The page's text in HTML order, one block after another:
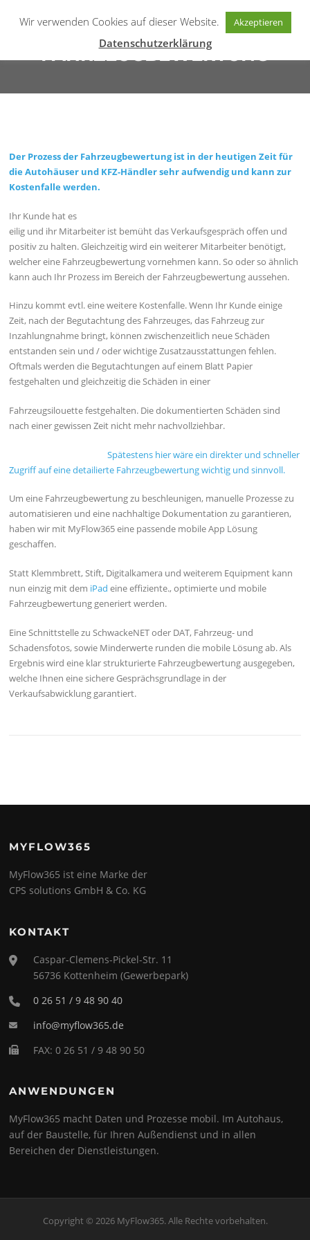
InhaltMYFLOW365 Menü
FAHRZEUGBEWERTUNG
Der Prozess der Fahrzeugbewertung ist in der heutigen Zeit für
die Autohäuser und KFZ-Händler sehr aufwendig und kann zur
Kostenfalle werden.
Ihr Kunde hat es
eilig und ihr Mitarbeiter ist bemüht das Verkaufsgespräch offen und
positiv zu halten. Gleichzeitig wird ein weiterer Mitarbeiter benötigt,
welcher eine Fahrzeugbewertung vornehmen kann. So oder so ähnlich
kann auch Ihr Prozess im Bereich der Fahrzeugbewertung aussehen.
Hinzu kommt evtl. eine weitere Kostenfalle. Wenn Ihr Kunde einige
Zeit, nach der Begutachtung des Fahrzeuges, das Fahrzeug zur
Inzahlungnahme bringt, können zwischenzeitlich neue Schäden
entstanden sein und / oder wichtige Zusatzausstattungen fehlen.
Oftmals werden die Begutachtungen auf einem Blatt Papier
festgehalten und gleichzeitig die Schäden in einer
Fahrzeugsilouette festgehalten. Die dokumentierten Schäden sind
nach einer gewissen Zeit nicht mehr nachvollziehbar.
Spätestens hier wäre ein direkter und schneller
Zugriff auf eine detailierte Fahrzeugbewertung wichtig und sinnvoll.
Um eine Fahrzeugbewertung zu beschleunigen, manuelle Prozesse zu
automatisieren und eine nachhaltige Dokumentation zu garantieren,
haben wir mit MyFlow365 eine passende mobile App Lösung
geschaffen.
Statt Klemmbrett, Stift, Digitalkamera und weiterem Equipment kann
nun einzig mit dem iPad eine effiziente., optimierte und mobile
Fahrzeugbewertung generiert werden.
Eine Schnittstelle zu SchwackeNET oder DAT, Fahrzeug- und
Schadensfotos, sowie Minderwerte runden die mobile Lösung ab. Als
Ergebnis wird eine klar strukturierte Fahrzeugbewertung ausgegeben,
welche Ihnen eine sichere Gesprächsgrundlage in der
Verkaufsabwicklung garantiert.
MYFLOW365
MyFlow365 ist eine Marke der
CPS solutions GmbH & Co. KG
KONTAKT
Caspar-Clemens-Pickel-Str. 11
56736 Kottenheim (Gewerbepark)
0 26 51 / 9 48 90 40
info@myflow365.de
FAX: 0 26 51 / 9 48 90 50
ANWENDUNGEN
MyFlow365 macht Daten und Prozesse mobil. Im Autohaus,
auf der Baustelle, für Ihren Außendienst und in allen
Bereichen der Dienstleistungen.
Copyright © 2026 MyFlow365. Alle Rechte vorbehalten.
Wir verwenden Cookies auf dieser Website. Akzeptieren
Datenschutzerklärung